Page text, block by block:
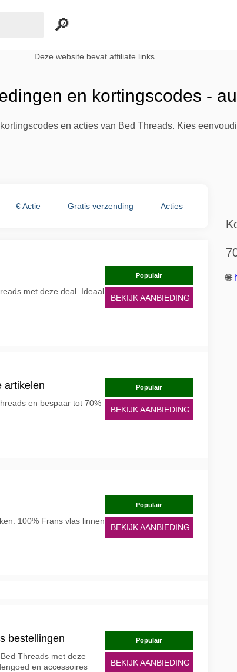
Deze website bevat affiliate links.
en kortingscodes -
en acties van Bed Threads. Kies
€ Actie Gratis verzending Acties
met deze deal. Ideaal
Populair
BEKIJK AANBIEDING
artikelen
en bespaar tot 70%
Populair
BEKIJK AANBIEDING
100% Frans vlas linnen
Populair
BEKIJK AANBIEDING
bestellingen
Threads met deze
en accessoires
Populair
BEKIJK AANBIEDING
🌐